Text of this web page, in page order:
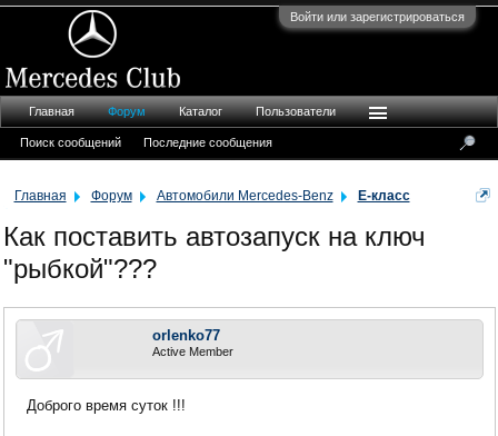
Войти или зарегистрироваться
Главная Форум Автомобили Mercedes-Benz E-класс
Как поставить автозапуск на ключ
"рыбкой"???
orlenko77
Active Member
Доброго время суток !!!
Главная Форум
Поиск сообщений Последние сообщения
Каталог Пользователи